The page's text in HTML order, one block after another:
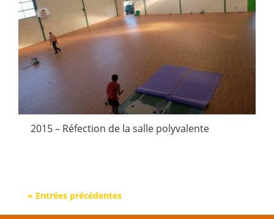
2015 – Réfection de la salle polyvalente
« Entrées précédentes